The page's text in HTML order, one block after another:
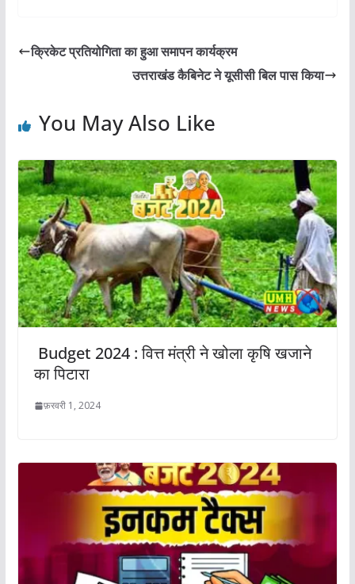
क्रिकेट प्रतियोगिता का हुआ समापन कार्यक्रम
उत्तराखंड कैबिनेट ने यूसीसी बिल पास किया
You May Also Like
Budget 2024 : वित्त मंत्री ने खोला कृषि खजाने
का पिटारा
फ़रवरी 1, 2024